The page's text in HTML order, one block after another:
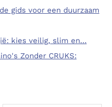
gids voor een duurzaam
kies veilig, slim en…
Zonder CRUKS: